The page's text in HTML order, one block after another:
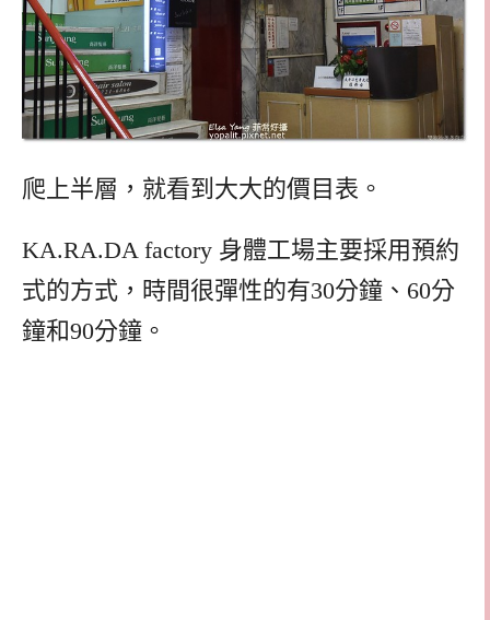
爬上半層，就看到大大的價目表。
KA.RA.DA factory 身體工場主要採用預約
式的方式，時間很彈性的有30分鐘、60分
鐘和90分鐘。